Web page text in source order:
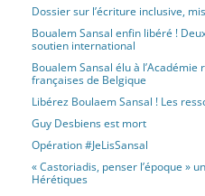
Dossier sur l’écriture inclusive,
Boualem Sansal enfin libéré !
soutien international
Boualem Sansal élu à
françaises de Belgique
Libérez Boulaem Sansal ! Les
Guy Desbiens est mort
Opération #JeLisSansal
« Castoriadis, penser l’époque »
Hérétiques